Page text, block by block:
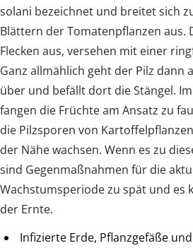
solani bezeichnet und breitet sich
Blättern der Tomatenpflanzen aus.
Flecken aus, versehen mit einer
Ganz allmählich geht der Pilz dann
über und befällt dort die Stängel.
fangen die Früchte am Ansatz zu
die Pilzsporen von
der Nähe wachsen. Wenn es zu
sind Gegenmaßnahmen für die
Wachstumsperiode zu spät und es
der Ernte.
Infizierte Erde, Pflanzgefäße